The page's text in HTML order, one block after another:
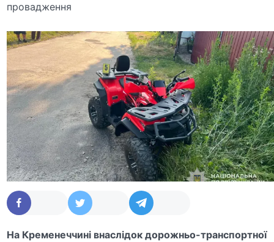
провадження
На Кременеччині внаслідок дорожньо-транспортної